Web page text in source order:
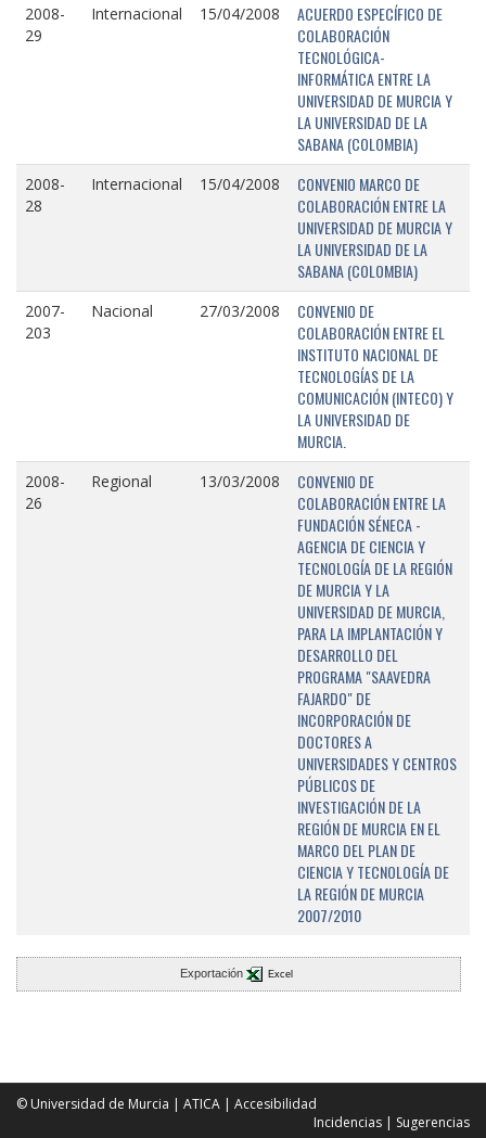
2008-
29
Internacional 15/04/2008
ACUERDO ESPECÍFICO DE
COLABORACIÓN
TECNOLÓGICA-
INFORMÁTICA ENTRE LA
UNIVERSIDAD DE MURCIA Y
LA UNIVERSIDAD DE LA
SABANA (COLOMBIA)
2008-
28
Internacional 15/04/2008
CONVENIO MARCO DE
COLABORACIÓN ENTRE LA
UNIVERSIDAD DE MURCIA Y
LA UNIVERSIDAD DE LA
SABANA (COLOMBIA)
2007-
203
Nacional 27/03/2008
CONVENIO DE
COLABORACIÓN ENTRE EL
INSTITUTO NACIONAL DE
TECNOLOGÍAS DE LA
COMUNICACIÓN (INTECO) Y
LA UNIVERSIDAD DE
MURCIA.
2008-
26
Regional 13/03/2008
CONVENIO DE
COLABORACIÓN ENTRE LA
FUNDACIÓN SÉNECA -
AGENCIA DE CIENCIA Y
TECNOLOGÍA DE LA REGIÓN
DE MURCIA Y LA
UNIVERSIDAD DE MURCIA,
PARA LA IMPLANTACIÓN Y
DESARROLLO DEL
PROGRAMA "SAAVEDRA
FAJARDO" DE
INCORPORACIÓN DE
DOCTORES A
UNIVERSIDADES Y CENTROS
PÚBLICOS DE
INVESTIGACIÓN DE LA
REGIÓN DE MURCIA EN EL
MARCO DEL PLAN DE
CIENCIA Y TECNOLOGÍA DE
LA REGIÓN DE MURCIA
2007/2010
Exportación Excel
© Universidad de Murcia | ATICA | Accesibilidad
Incidencias | Sugerencias